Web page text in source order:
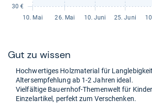
Gut zu wis­sen
Hoch­wer­ti­ges Holz­ma­te­rial für
Alters­emp­feh­lung ab 1-​2 Jah­ren ideal.
Viel­fäl­tige Bau­ern­hof-​The­men­welt für
Ein­zel­ar­ti­kel, per­fekt zum Ver­schen­ken.